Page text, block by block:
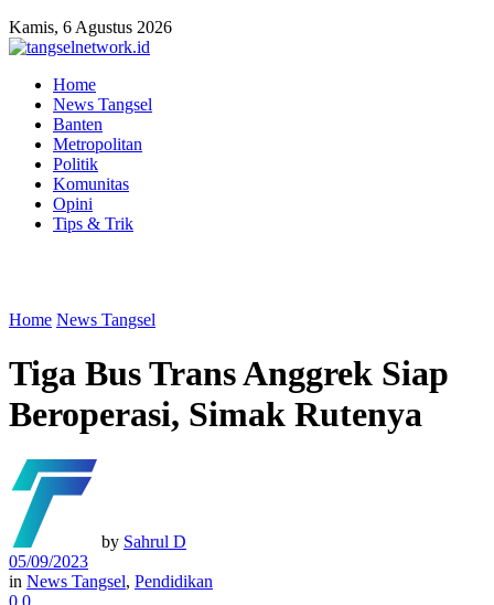
Kamis, 6 Agustus 2026
Home
News Tangsel
Banten
Metropolitan
Politik
Komunitas
Opini
Tips & Trik
Home News Tangsel
Tiga Bus Trans Anggrek Siap
Beroperasi, Simak Rutenya
by Sahrul D
05/09/2023
in News Tangsel, Pendidikan
0 0